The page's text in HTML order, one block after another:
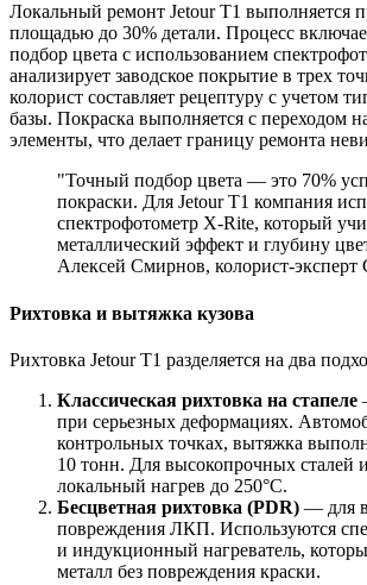
Локальный ремонт Jetour T1 выполняется
площадью до 30% детали. Процесс
подбор цвета с использованием
анализирует заводское покрытие в трех
колорист составляет рецептуру с учетом
базы. Покраска выполняется с переходом
элементы, что делает границу ремонта
"Точный подбор цвета — это 70%
покраски. Для Jetour T1 компания
спектрофотометр X-Rite, который
металлический эффект и глубину
Алексей Смирнов, колорист-
Рихтовка и вытяжка кузова
Рихтовка Jetour T1 разделяется на два
Классическая рихтовка на стапеле
при серьезных деформациях.
контрольных точках, вытяжка
10 тонн. Для высокопрочных сталей
локальный нагрев до 250°C.
Бесцветная рихтовка (PDR) — для
повреждения ЛКП. Используются
и индукционный нагреватель,
металл без повреждения краски.